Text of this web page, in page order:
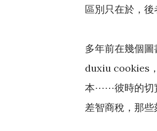
區別只在於，後
多年前在幾個
duxiu cookies
本⋯⋯彼時的切
差智商稅，那些